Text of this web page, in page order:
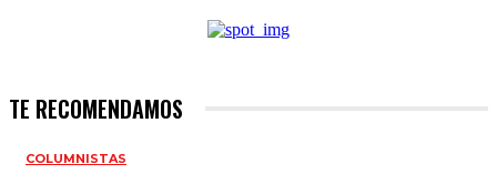
TE RECOMENDAMOS
COLUMNISTAS